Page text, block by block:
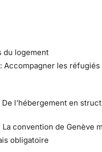
du logement
Accompagner les
l'hébergement en
convention de Genève
obligatoire